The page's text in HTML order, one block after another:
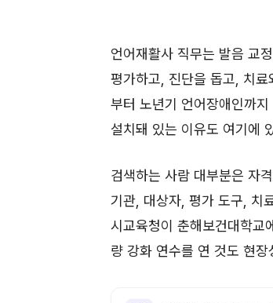
언어재활사 직무는 발음 교
평가하고, 진단을 돕고, 치
부터 노년기 언어장애인까지
설치돼 있는 이유도 여기에
검색하는 사람 대부분은 자
기관, 대상자, 평가 도구, 치
시교육청이 춘해보건대학교
량 강화 연수를 연 것도 현